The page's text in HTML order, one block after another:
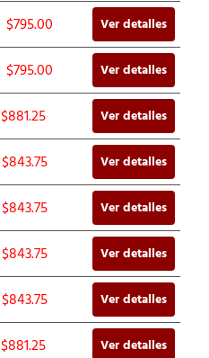
$795.00 Ver detalles
$795.00 Ver detalles
$881.25 Ver detalles
$843.75 Ver detalles
$843.75 Ver detalles
$843.75 Ver detalles
$843.75 Ver detalles
$881.25 Ver detalles